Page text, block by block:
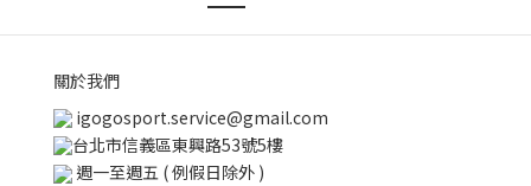
關於我們
igogosport.service@gmail.com
台北市信義區東興路53號5樓
週一至週五 ( 例假日除外 )